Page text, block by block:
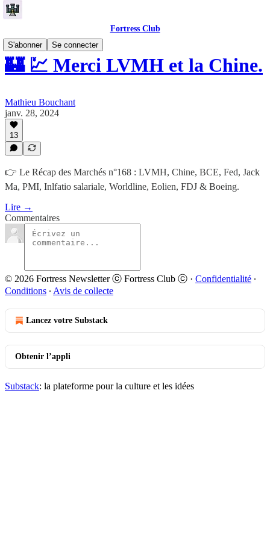
Fortress Club
S'abonner
Se connecter
🏰 💹 Merci LVMH et la Chine.
Mathieu Bouchant
janv. 28, 2024
13
👉 Le Récap des Marchés n°168 : LVMH, Chine, BCE, Fed, Jack
Ma, PMI, Inlfatio salariale, Worldline, Eolien, FDJ & Boeing.
Lire →
Commentaires
© 2026 Fortress Newsletter ⓒ Fortress Club ⓒ · Confidentialité ∙
Conditions ∙ Avis de collecte
Lancez votre Substack
Obtenir l’appli
Substack: la plateforme pour la culture et les idées